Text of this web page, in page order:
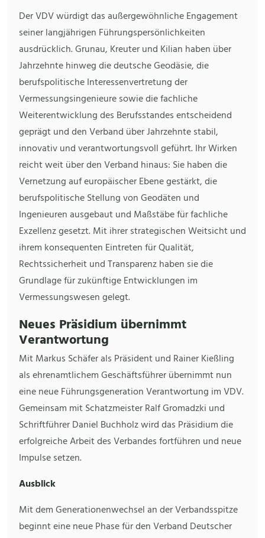
Der VDV würdigt das außergewöhnliche Engagement
seiner langjährigen Führungspersönlichkeiten
ausdrücklich. Grunau, Kreuter und Kilian haben über
Jahrzehnte hinweg die deutsche Geodäsie, die
berufspolitische Interessenvertretung der
Vermessungsingenieure sowie die fachliche
Weiterentwicklung des Berufsstandes entscheidend
geprägt und den Verband über Jahrzehnte stabil,
innovativ und verantwortungsvoll geführt. Ihr Wirken
reicht weit über den Verband hinaus: Sie haben die
Vernetzung auf europäischer Ebene gestärkt, die
berufspolitische Stellung von Geodäten und
Ingenieuren ausgebaut und Maßstäbe für fachliche
Exzellenz gesetzt. Mit ihrer strategischen Weitsicht und
ihrem konsequenten Eintreten für Qualität,
Rechtssicherheit und Transparenz haben sie die
Grundlage für zukünftige Entwicklungen im
Vermessungswesen gelegt.
Neues Präsidium übernimmt
Verantwortung
Mit Markus Schäfer als Präsident und Rainer Kießling
als ehrenamtlichem Geschäftsführer übernimmt nun
eine neue Führungsgeneration Verantwortung im VDV.
Gemeinsam mit Schatzmeister Ralf Gromadzki und
Schriftführer Daniel Buchholz wird das Präsidium die
erfolgreiche Arbeit des Verbandes fortführen und neue
Impulse setzen.
Ausblick
Mit dem Generationenwechsel an der Verbandsspitze
beginnt eine neue Phase für den Verband Deutscher